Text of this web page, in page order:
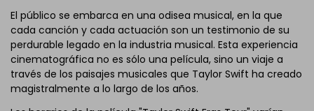
El público se embarca en una odisea musical, en la que
cada canción y cada actuación son un testimonio de su
perdurable legado en la industria musical. Esta experiencia
cinematográfica no es sólo una película, sino un viaje a
través de los paisajes musicales que Taylor Swift ha creado
magistralmente a lo largo de los años.